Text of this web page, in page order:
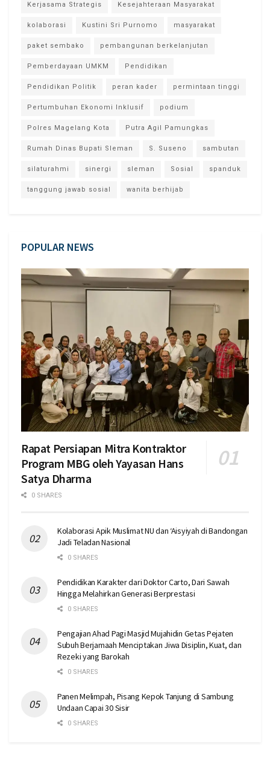
Kerjasama Strategis Kesejahteraan Masyarakat
kolaborasi Kustini Sri Purnomo masyarakat
paket sembako pembangunan berkelanjutan
Pemberdayaan UMKM Pendidikan
Pendidikan Politik peran kader permintaan tinggi
Pertumbuhan Ekonomi Inklusif podium
Polres Magelang Kota Putra Agil Pamungkas
Rumah Dinas Bupati Sleman S. Suseno sambutan
silaturahmi sinergi sleman Sosial spanduk
tanggung jawab sosial wanita berhijab
POPULAR NEWS
Rapat Persiapan Mitra Kontraktor
Program MBG oleh Yayasan Hans
Satya Dharma
0 SHARES
Kolaborasi Apik Muslimat NU dan ‘Aisyiyah di Bandongan
Jadi Teladan Nasional
0 SHARES
Pendidikan Karakter dari Doktor Carto, Dari Sawah
Hingga Melahirkan Generasi Berprestasi
0 SHARES
Pengajian Ahad Pagi Masjid Mujahidin Getas Pejaten
Subuh Berjamaah Menciptakan Jiwa Disiplin, Kuat, dan
Rezeki yang Barokah
0 SHARES
Panen Melimpah, Pisang Kepok Tanjung di Sambung
Undaan Capai 30 Sisir
0 SHARES